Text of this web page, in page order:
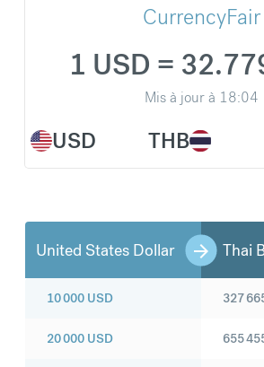
CurrencyFair
USD
1 USD =
Mis à jour à 18:04
THB
United States Dollar Thai
10 000 USD
20 000 USD
327
655